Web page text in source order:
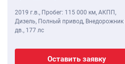
2019 г.в., Пробег: 115 000 км, АКПП,
Дизель, Полный привод, Внедорожник
дв., 177 лс
Оставить заявку